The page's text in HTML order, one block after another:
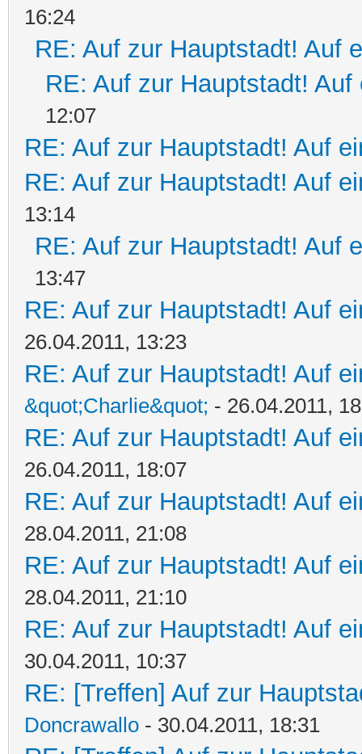
16:24
RE: Auf zur Hauptstadt! Auf
RE: Auf zur Hauptstadt! Auf
12:07
RE: Auf zur Hauptstadt! Auf
RE: Auf zur Hauptstadt! Auf
13:14
RE: Auf zur Hauptstadt! Auf
13:47
RE: Auf zur Hauptstadt! Auf
26.04.2011, 13:23
RE: Auf zur Hauptstadt! Auf
&quot;Charlie&quot; - 26.04.2011,
RE: Auf zur Hauptstadt! Auf
26.04.2011, 18:07
RE: Auf zur Hauptstadt! Auf
28.04.2011, 21:08
RE: Auf zur Hauptstadt! Auf
28.04.2011, 21:10
RE: Auf zur Hauptstadt! Auf
30.04.2011, 10:37
RE: [Treffen] Auf zur
Doncrawallo - 30.04.2011, 18:31